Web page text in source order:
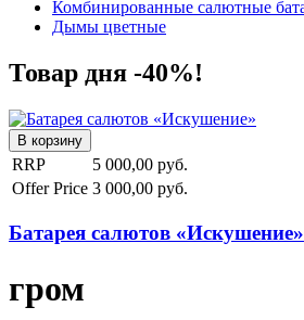
Комбинированные салютные
Дымы цветные
Товар дня -40%!
RRP
5 000,00 руб.
Offer Price 3 000,00 руб.
Батарея салютов «Искушение»
гром